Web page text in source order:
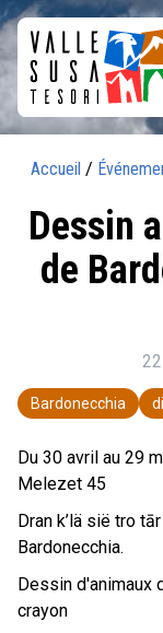
Accueil /
Dessin
de
Bardonecchia
Du 30 avril au 29
Melezet 45
Dran k’lä sië tro
Bardonecchia.
Dessin d'animaux
crayon